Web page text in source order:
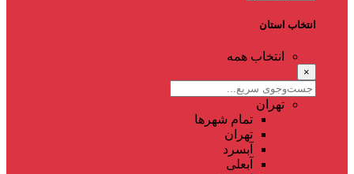
انتخاب استان
انتخاب همه
×
تهران
تمام شهر‌ها
تهران
آبسرد
آبعلی